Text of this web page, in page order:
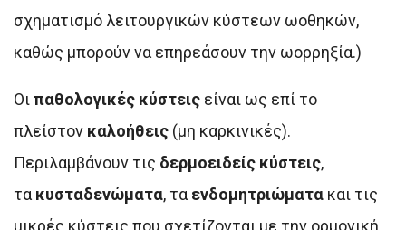
σχηματισμό λειτουργικών κύστεων ωοθηκών,
καθώς μπορούν να επηρεάσουν την ωορρηξία.)
Οιπαθολογικές κύστεις είναι ως επί το
πλείστον καλοήθεις (μη καρκινικές).
Περιλαμβάνουν τις δερμοειδείς κύστεις,
τα κυσταδενώματα, τα ενδομητριώματα και τις
μικρές κύστεις που σχετίζονται με την ορμονική